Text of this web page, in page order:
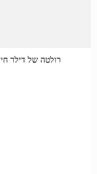
רולטה של דילר חי